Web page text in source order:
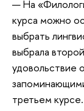
— На
курса можно
выбрать
выбрала
удовольствие
третьем